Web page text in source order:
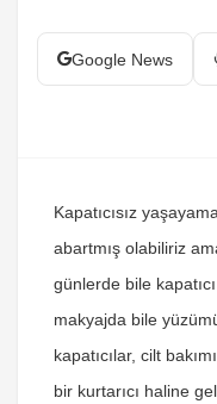
Google News
Kapatıcısız
abartmış olabiliriz
günlerde bile
makyajda bile
kapatıcılar, cilt
bir kurtarıcı haline